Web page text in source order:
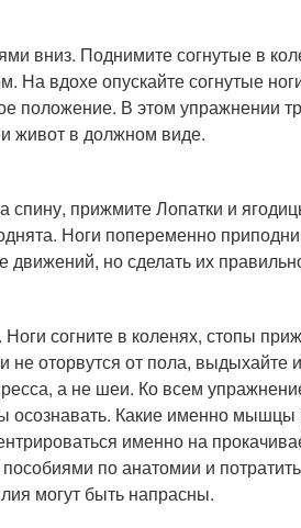
вниз. Поднимите согнутые в
На вдохе опускайте согнутые
положение. В этом упражнении
живот в должном виде.
прижмите Лопатки и
Ноги попеременно
но сделать их
согните в коленях, стопы
оторвутся от пола, выдыхайте
а не шеи. Ко всем
осознавать. Какие именно
именно на
пособиями по анатомии и
могут быть напрасны.